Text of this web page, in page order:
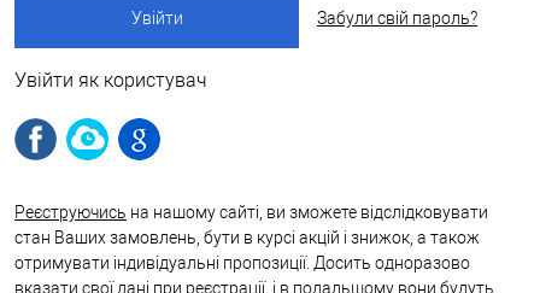
Забули свій пароль?
Увійти як користувач
Реєструючись на нашому сайті, ви зможете відслідковувати
стан Ваших замовлень, бути в курсі акцій і знижок, а також
отримувати індивідуальні пропозиції. Досить одноразово
вказати свої дані при реєстрації, і в подальшому вони будуть